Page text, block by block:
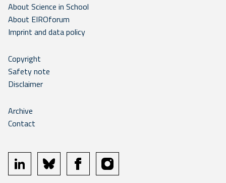
About Science in School
About EIROforum
Imprint and data policy
Copyright
Safety note
Disclaimer
Archive
Contact
linkedin bluesky facebookinstagram